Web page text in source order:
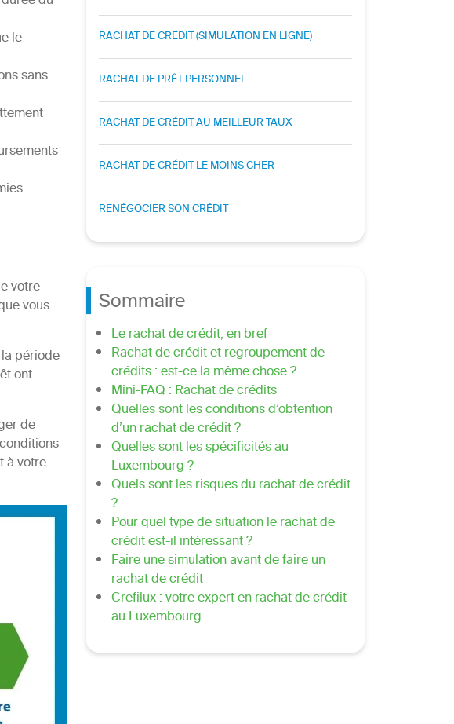
RACHAT DE CRÉDIT (SIMULATION EN LIGNE)
RACHAT DE PRÊT PERSONNEL
RACHAT DE CRÉDIT AU MEILLEUR TAUX
RACHAT DE CRÉDIT LE MOINS CHER
RENÉGOCIER SON CRÉDIT
Sommaire
Le rachat de crédit, en bref
Rachat de crédit et regroupement de
crédits : est-ce la même chose ?
Mini-FAQ : Rachat de crédits
Quelles sont les conditions d’obtention
d’un rachat de crédit ?
Quelles sont les spécificités au
Luxembourg ?
Quels sont les risques du rachat de crédit
?
Pour quel type de situation le rachat de
crédit est-il intéressant ?
Faire une simulation avant de faire un
rachat de crédit
Crefilux : votre expert en rachat de crédit
au Luxembourg
le
sans
votre
vous
période
ont
de
à votre